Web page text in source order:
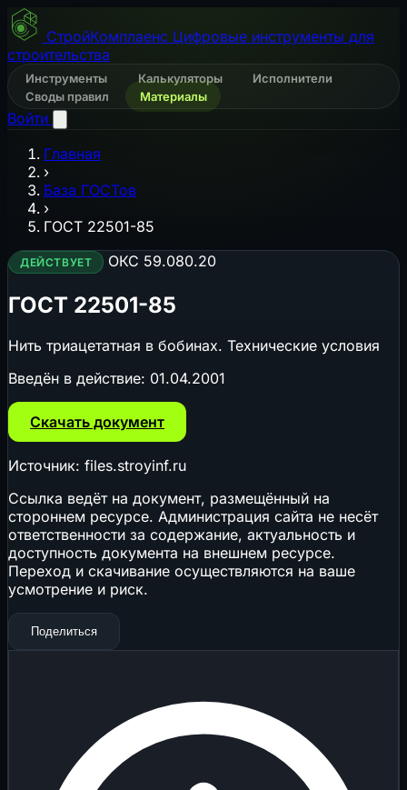
СтройКомплаенс Цифровые инструменты для
строительства
Инструменты Калькуляторы
Исполнители
Своды правил
Материалы
Войти
Главная
›
База ГОСТов
›
ГОСТ 22501-85
ДЕЙСТВУЕТ ОКС 59.080.20
ГОСТ 22501-85
Нить триацетатная в бобинах. Технические условия
Введён в действие: 01.04.2001
Скачать документ
Источник: files.stroyinf.ru
Ссылка ведёт на документ, размещённый на
стороннем ресурсе. Администрация сайта не несёт
ответственности за содержание, актуальность и
доступность документа на внешнем ресурсе.
Переход и скачивание осуществляются на ваше
усмотрение и риск.
Поделиться